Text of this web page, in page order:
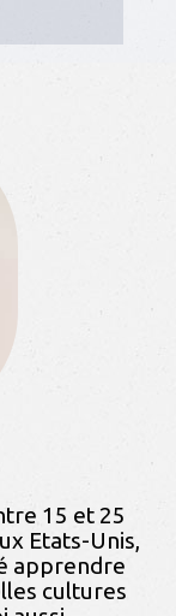
15 et 25
Etats-Unis,
apprendre
cultures